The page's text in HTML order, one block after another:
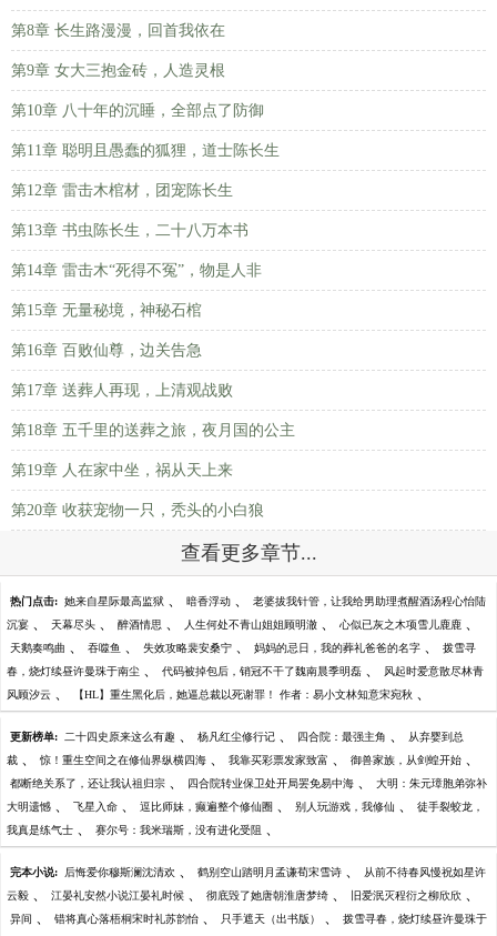
第8章 长生路漫漫，回首我依在
第9章 女大三抱金砖，人造灵根
第10章 八十年的沉睡，全部点了防御
第11章 聪明且愚蠢的狐狸，道士陈长生
第12章 雷击木棺材，团宠陈长生
第13章 书虫陈长生，二十八万本书
第14章 雷击木“死得不冤”，物是人非
第15章 无量秘境，神秘石棺
第16章 百败仙尊，边关告急
第17章 送葬人再现，上清观战败
第18章 五千里的送葬之旅，夜月国的公主
第19章 人在家中坐，祸从天上来
第20章 收获宠物一只，秃头的小白狼
查看更多章节...
热门点击: 她来自星际最高监狱 、 暗香浮动 、 老婆拔我针管，让我给男助理煮醒酒汤程心怡陆
沉宴 、 天幕尽头 、 醉酒情思 、 人生何处不青山姐姐顾明澈 、 心似已灰之木项雪儿鹿鹿 、
天鹅奏鸣曲 、 吞噬鱼 、 失效攻略裴安桑宁 、 妈妈的忌日，我的葬礼爸爸的名字 、 拨雪寻
春，烧灯续昼许曼珠于南尘 、 代码被掉包后，销冠不干了魏南晨季明磊 、 风起时爱意散尽林青
风顾汐云 、 【HL】重生黑化后，她逼总裁以死谢罪！ 作者：易小文林知意宋宛秋 、
更新榜单: 二十四史原来这么有趣 、 杨凡红尘修行记 、 四合院：最强主角 、 从弃婴到总
裁 、 惊！重生空间之在修仙界纵横四海 、 我靠买彩票发家致富 、 御兽家族，从剑蝗开始 、
都断绝关系了，还让我认祖归宗 、 四合院转业保卫处开局罢免易中海 、 大明：朱元璋胞弟弥补
大明遗憾 、 飞星入命 、 逗比师妹，癫遍整个修仙圈 、 别人玩游戏，我修仙 、 徒手裂蛟龙，
我真是练气士 、 赛尔号：我米瑞斯，没有进化受阻 、
完本小说: 后悔爱你穆斯澜沈清欢 、 鹤别空山踏明月孟谦荀宋雪诗 、 从前不待春风慢祝如星许
云毅 、 江晏礼安然小说江晏礼时候 、 彻底毁了她唐朝淮唐梦绮 、 旧爱泯灭程衍之柳欣欣 、
异间 、 错将真心落梧桐宋时礼苏韵怡 、 只手遮天（出书版） 、 拨雪寻春，烧灯续昼许曼珠于